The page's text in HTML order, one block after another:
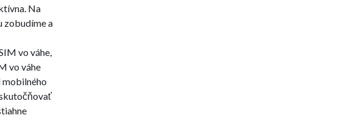
Na
zobudíme a
vo váhe,
vo váhe
mobilného